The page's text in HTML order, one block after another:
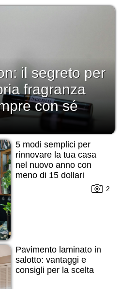
il segreto per
fragranza
con sé
5 modi semplici per
rinnovare la tua casa
nel nuovo anno con
meno di 15 dollari
2
Pavimento laminato in
salotto: vantaggi e
consigli per la scelta